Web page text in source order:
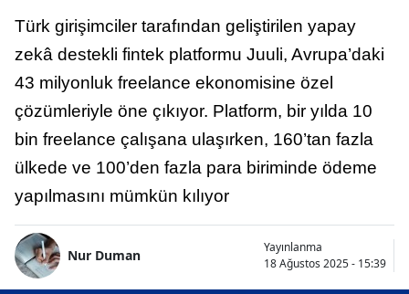
Türk girişimciler tarafından geliştirilen yapay
zekâ destekli fintek platformu Juuli, Avrupa’daki
43 milyonluk freelance ekonomisine özel
çözümleriyle öne çıkıyor. Platform, bir yılda 10
bin freelance çalışana ulaşırken, 160’tan fazla
ülkede ve 100’den fazla para biriminde ödeme
yapılmasını mümkün kılıyor
Nur Duman
Yayınlanma
18 Ağustos 2025 - 15:39